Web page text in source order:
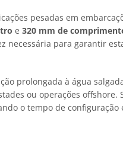
pesadas em
e 320 mm de
para garantir
prolongada à água
ou operações offshore.
o tempo de configuração